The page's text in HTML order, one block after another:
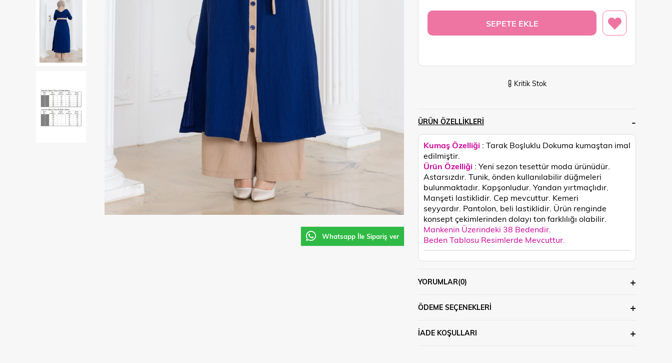
Whatsapp İle Sipariş ver
Kritik Stok
ÜRÜN ÖZELLIKLERI
Kumaş Özelliği : Tarak Boşluklu Dokuma kumaştan imal
edilmiştir.
Ürün Özelliği : Yeni sezon tesettür moda ürünüdür.
Astarsızdır. Tunik, önden kullanılabilir düğmeleri
bulunmaktadır. Kapşonludur. Yandan yırtmaçlıdır.
Manşeti lastiklidir. Cep mevcuttur. Kemeri
seyyardır. Pantolon, beli lastiklidir. Ürün renginde
konsept çekimlerinden dolayı ton farklılığı olabilir.
Mankenin Üzerindeki 38 Bedendir.
Beden Tablosu Resimlerde Mevcuttur.
YORUMLAR(0)
ÖDEME SEÇENEKLERI
İADE KOŞULLARI